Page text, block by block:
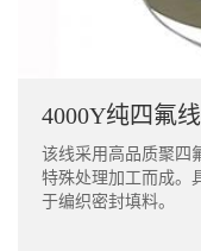
4000Y纯四氟线
该线采用高品质聚四
特殊处理加工而成。
于编织密封填料。